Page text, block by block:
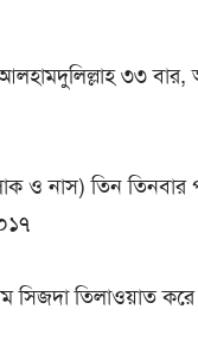
৩৩
ও নাস) তিন তিনবার
সিজদা তিলাওয়াত